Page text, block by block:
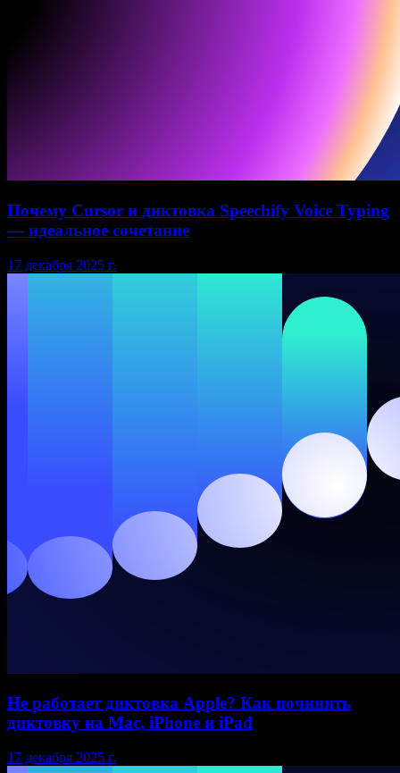
Почему Cursor и диктовка Speechify Voice Typing
— идеальное сочетание
17 декабря 2025 г.
Не работает диктовка Apple? Как починить
диктовку на Mac, iPhone и iPad
17 декабря 2025 г.